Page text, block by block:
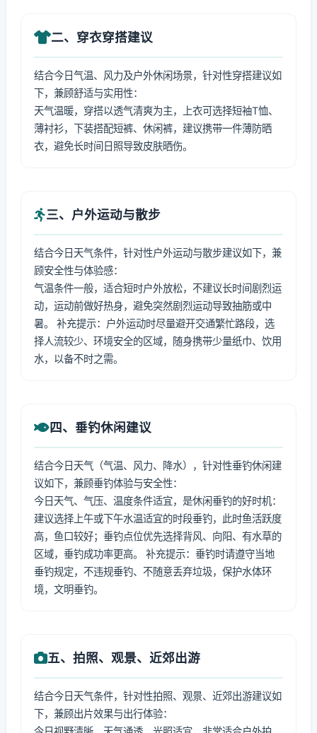
二、穿衣穿搭建议
结合今日气温、风力及户外休闲场景，针对性穿搭建议如
下，兼顾舒适与实用性：
天气温暖，穿搭以透气清爽为主，上衣可选择短袖T恤、
薄衬衫，下装搭配短裤、休闲裤，建议携带一件薄防晒
衣，避免长时间日照导致皮肤晒伤。
三、户外运动与散步
结合今日天气条件，针对性户外运动与散步建议如下，兼
顾安全性与体验感：
气温条件一般，适合短时户外放松，不建议长时间剧烈运
动，运动前做好热身，避免突然剧烈运动导致抽筋或中
暑。 补充提示：户外运动时尽量避开交通繁忙路段，选
择人流较少、环境安全的区域，随身携带少量纸巾、饮用
水，以备不时之需。
四、垂钓休闲建议
结合今日天气（气温、风力、降水），针对性垂钓休闲建
议如下，兼顾垂钓体验与安全性：
今日天气、气压、温度条件适宜，是休闲垂钓的好时机：
建议选择上午或下午水温适宜的时段垂钓，此时鱼活跃度
高，鱼口较好；垂钓点位优先选择背风、向阳、有水草的
区域，垂钓成功率更高。 补充提示：垂钓时请遵守当地
垂钓规定，不违规垂钓、不随意丢弃垃圾，保护水体环
境，文明垂钓。
五、拍照、观景、近郊出游
结合今日天气条件，针对性拍照、观景、近郊出游建议如
下，兼顾出片效果与出行体验：